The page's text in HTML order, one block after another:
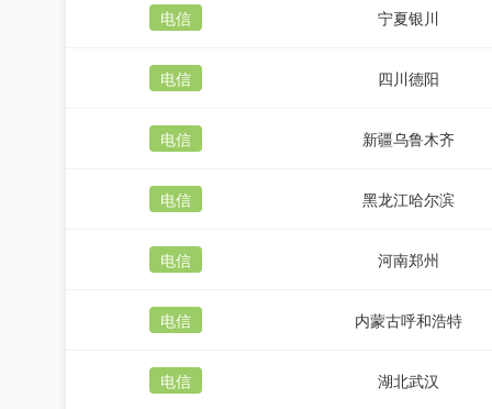
电信 宁夏银川
电信 四川德阳
电信 新疆乌鲁木齐
电信 黑龙江哈尔滨
电信 河南郑州
电信 内蒙古呼和浩特
电信 湖北武汉